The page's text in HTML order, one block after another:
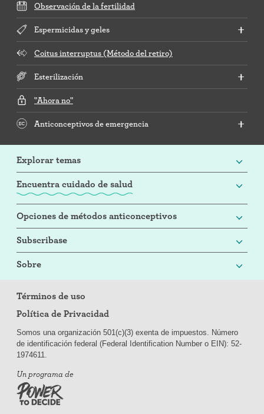
Observación de la fertilidad
Espermicidas y geles
Coitus interruptus (Método del retiro)
Esterilización
"Ahora no"
Anticonceptivos de emergencia
Explorar temas
Encuentra cuidado de salud
Opciones de métodos anticonceptivos
Subscribase
Sobre
Términos de uso
Política de Privacidad
Somos una organización 501(c)(3) exenta de impuestos. Número
de identificación federal (Federal Identification Number o EIN): 52-
1974611.
Un programa de